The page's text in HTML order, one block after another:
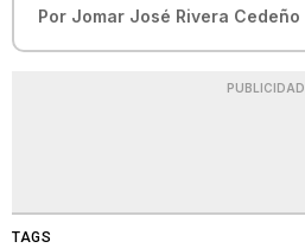
Por Jomar José Rivera Cedeño
PUBLICIDAD
TAGS